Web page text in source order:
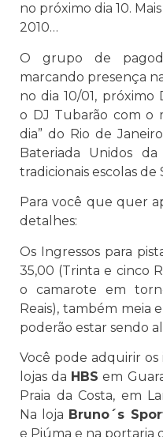
no próximo dia 10.
2010…
O grupo de
marcando presença
no dia 10/01,
o DJ Tubarão com o
dia” do Rio de
Bateriada Unidos
tradicionais escolas de
Para você que quer
detalhes:
Os Ingressos para
35,00 (Trinta e cinco
o camarote em
Reais), também meia
poderão estar sendo
Você pode adquirir os
lojas da HBS em
Praia da Costa, em
Na loja Bruno´s
e Piúma e na portaria